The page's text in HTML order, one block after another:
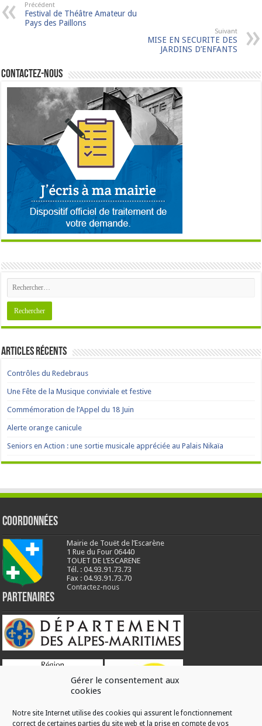
Gérer le consentement aux
cookies
Notre site Internet utilise des cookies qui assurent le fonctionnement
correct de certaines parties du site web et la prise en compte de vos
Précédent
Festival de Théâtre Amateur du
Pays des Paillons
Suivant
MISE EN SECURITE DES
JARDINS D’ENFANTS
Contactez-nous
Articles récents
Contrôles du Redebraus
Une Fête de la Musique conviviale et festive
Commémoration de l’Appel du 18 Juin
Alerte orange canicule
Seniors en Action : une sortie musicale appréciée au Palais Nikaïa
Coordonnées
Mairie de Touët de l’Escarène
1 Rue du Four 06440
TOUET DE L’ESCARENE
Tél. : 04.93.91.73.73
Fax : 04.93.91.73.70
Contactez-nous
Partenaires